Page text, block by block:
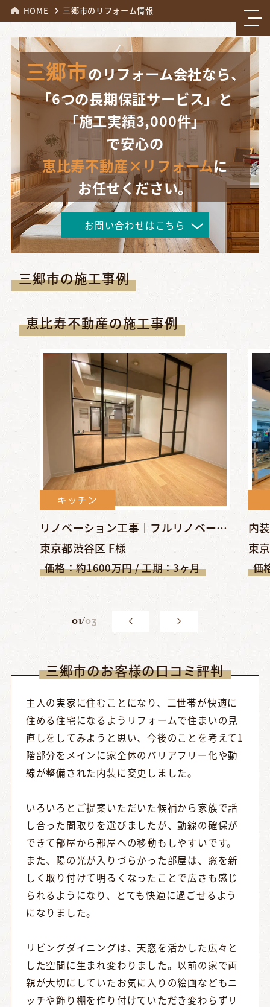
HOME 三郷市のリフォーム情報
三郷市のリフォーム会社なら、
「6つの長期保証サービス」と
「施工実績3,000件」
で安心の
恵比寿不動産×リフォームに
お任せください。
お問い合わせはこちら
三郷市の施工事例
恵比寿不動産の施工事例
キッチン
リノベーション工事｜フルリノベーションでシンプル＆クールな空...
東京都渋谷区 F様
価格：約1600万円 / 工期：3ヶ月
東
価
01/03
三郷市のお客様の口コミ評判
主人の実家に住むことになり、二世帯が快適に
住める住宅になるようリフォームで住まいの見
直しをしてみようと思い、今後のことを考えて1
階部分をメインに家全体のバリアフリー化や動
線が整備された内装に変更しました。
いろいろとご提案いただいた候補から家族で話
し合った間取りを選びましたが、動線の確保が
できて部屋から部屋への移動もしやすいです。
また、陽の光が入りづらかった部屋は、窓を新
しく取り付けて明るくなったことで広さも感じ
られるようになり、とても快適に過ごせるよう
になりました。
リビングダイニングは、天窓を活かした広々と
した空間に生まれ変わりました。以前の家で両
親が大切にしていたお気に入りの絵画などもニ
ッチや飾り棚を作り付けていただき変わらずリ